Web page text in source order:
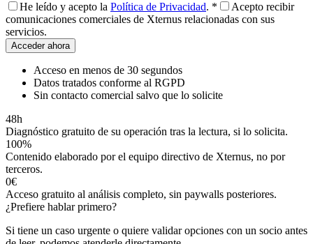
He leído y acepto la Política de Privacidad. *
Acepto recibir
comunicaciones comerciales de Xternus relacionadas con sus
servicios.
Acceder ahora
Acceso en menos de 30 segundos
Datos tratados conforme al RGPD
Sin contacto comercial salvo que lo solicite
48h
Diagnóstico gratuito de su operación tras la lectura, si lo solicita.
100%
Contenido elaborado por el equipo directivo de Xternus, no por
terceros.
0€
Acceso gratuito al análisis completo, sin paywalls posteriores.
¿Prefiere hablar primero?
Si tiene un caso urgente o quiere validar opciones con un socio antes